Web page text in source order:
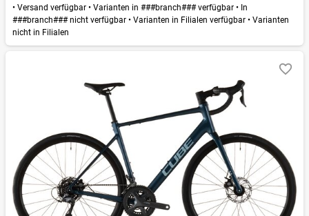
• Versand verfügbar • Varianten in ###branch### verfügbar • In
###branch### nicht verfügbar • Varianten in Filialen verfügbar • Varianten
nicht in Filialen